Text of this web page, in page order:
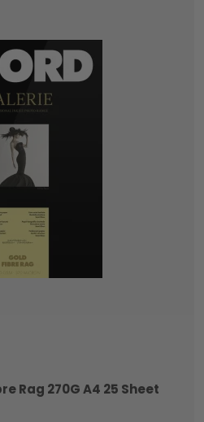
Rag 270G A4 25 Sheet